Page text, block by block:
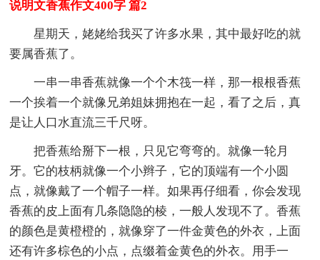
说明文香蕉作文400字 篇2
星期天，姥姥给我买了许多水果，其中最好吃的就
要属香蕉了。
一串一串香蕉就像一个个木筏一样，那一根根香蕉
一个挨着一个就像兄弟姐妹拥抱在一起，看了之后，真
是让人口水直流三千尺呀。
把香蕉给掰下一根，只见它弯弯的。就像一轮月
牙。它的枝柄就像一个小辫子，它的顶端有一个小圆
点，就像戴了一个帽子一样。如果再仔细看，你会发现
香蕉的皮上面有几条隐隐的棱，一般人发现不了。香蕉
的颜色是黄橙橙的，就像穿了一件金黄色的外衣，上面
还有许多棕色的小点，点缀着金黄色的外衣。用手一